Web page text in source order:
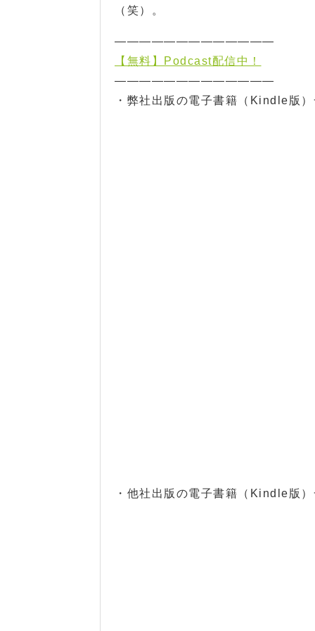
（笑）。
—————————————
【無料】Podcast配信中！
—————————————
・弊社出版の電子書籍（Kindle版
・他社出版の電子書籍（Kindle版